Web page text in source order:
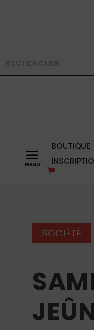
a BOUTIQUE
SOCIÉTÉ